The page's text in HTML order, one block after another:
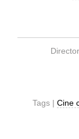
Tags | Cine